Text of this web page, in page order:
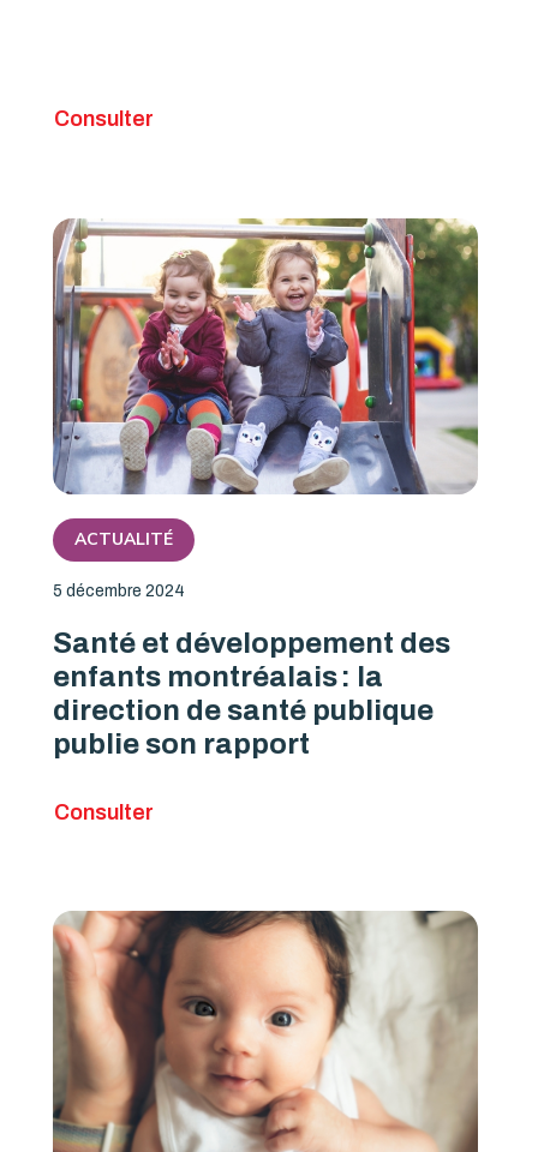
Consulter
ACTUALITÉ
5 décembre 2024
Santé et développement des
enfants montréalais : la
direction de santé publique
publie son rapport
Consulter